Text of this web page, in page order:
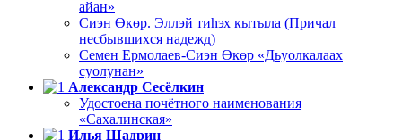
айан»
Сиэн Өкөр. Эллэй тиһэх кытыла (Причал
несбывшихся надежд)
Семен Ермолаев-Сиэн Өкөр «Дьуолкалаах
суолунан»
Александр Сесёлкин
Удостоена почётного наименования
«Сахалинская»
Илья Шадрин